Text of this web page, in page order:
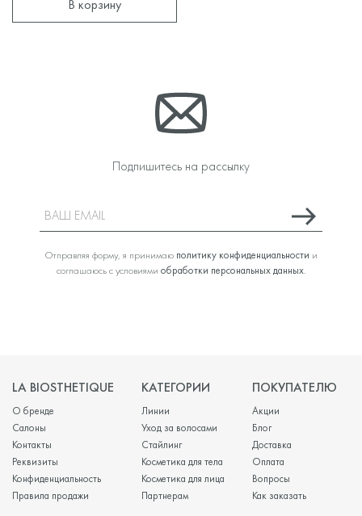
В корзину
Подпишитесь на рассылку
Отправляя форму, я принимаю политику конфиденциальности и
соглашаюсь с условиями обработки персональных данных.
LA BIOSTHETIQUE
О бренде
Салоны
Контакты
Реквизиты
Конфиденциальность
Правила продажи
КАТЕГОРИИ
Линии
Уход за волосами
Стайлинг
Косметика для тела
Косметика для лица
Партнерам
ПОКУПАТЕЛЮ
Акции
Блог
Доставка
Оплата
Вопросы
Как заказать